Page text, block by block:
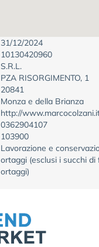
31/12/2024
10130420960
S.R.L.
PZA RISORGIMENTO, 1
20841
Monza e della Brianza
http://
0362904107
103900
Lavorazione e
ortaggi (esclusi i succhi
ortaggi)